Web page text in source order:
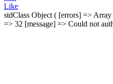
Like
stdClass Object ( [errors] =>
=> 32 [message] => Could not